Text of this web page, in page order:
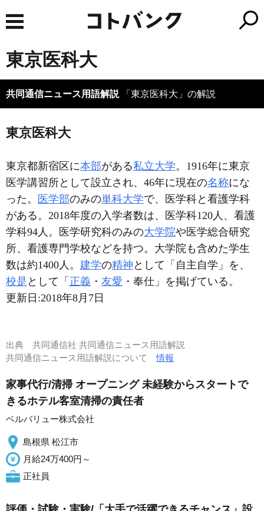
東京医科大
共同通信ニュース用語解説「東京医科大」の解説
東京医科大
東京都新宿区に本部がある私立大学。1916年に東京
医学講習所として設立され、46年に現在の名称にな
った。
医学部のみの単科大学で、医学科と看護学科
がある。2018年度の入学者数は、医学科120人、看護
学科94人。医学研究科のみの大学院や医学総合研究
所、看護専門学校などを持つ。大学院も含めた学生
数は約1400人。 建学の精神 として「自主自学」を、
校是 として「 正義 ・ 友愛 ・奉仕」を掲げている。
更新日:2018年8月7日
出典 共同通信社 共同通信ニュース用語解説
共同通信ニュース用語解説について情報
家事代行/清掃 オープニング 未経験からスタートで
きるホテル客室清掃の責任者
ベルバリュー株式会社
島根県 松江市
月給24万400円～
正社員